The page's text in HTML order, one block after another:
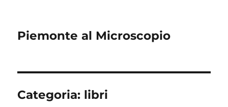
Piemonte al Microscopio
Categoria: libri